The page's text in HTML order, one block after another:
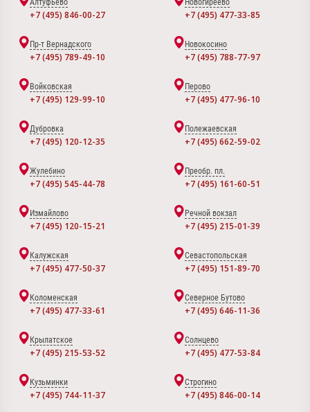
Алтуфьево
+7 (495) 846-00-27
Новогиреево
+7 (495) 477-33-85
Пр-т Вернадского
+7 (495) 789-49-10
Новокосино
+7 (495) 788-77-97
Войковская
+7 (495) 129-99-10
Перово
+7 (495) 477-96-10
Дубровка
+7 (495) 120-12-35
Полежаевская
+7 (495) 662-59-02
Жулебино
+7 (495) 545-44-78
Преобр. пл.
+7 (495) 161-60-51
Измайлово
+7 (495) 120-15-21
Речной вокзал
+7 (495) 215-01-39
Калужская
+7 (495) 477-50-37
Севастопольская
+7 (495) 151-89-70
Коломенская
+7 (495) 477-33-61
Северное Бутово
+7 (495) 646-11-36
Крылатское
+7 (495) 215-53-52
Солнцево
+7 (495) 477-53-84
Кузьминки
+7 (495) 744-11-37
Строгино
+7 (495) 846-00-14